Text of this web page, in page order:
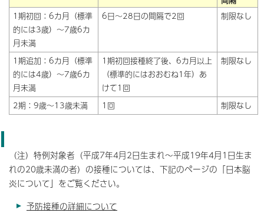
1期初回：6カ月（標準
的には3歳）～7歳6カ
月未満
6日～28日の間隔で2回 制限なし
1期追加：6カ月（標準
的には4歳）～7歳6カ
月未満
1期初回接種終了後、6カ月以上
（標準的にはおおむね1年）あ
けて1回
制限なし
2期：9歳～13歳未満 1回 制限なし
（注）特例対象者（平成7年4月2日生まれ～平成19年4月1日生ま
れの20歳未満の者）の接種については、下記のページの「日本脳
炎について」をご覧ください。
予防接種の詳細について